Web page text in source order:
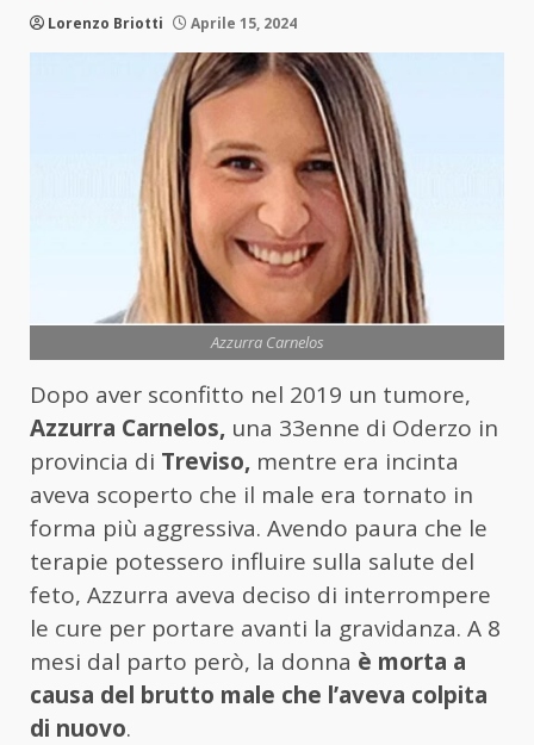
Lorenzo Briotti Aprile 15, 2024
Azzurra Carnelos
Dopo aver sconfitto nel 2019 un tumore,
Azzurra Carnelos, una 33enne di Oderzo in
provincia di Treviso, mentre era incinta
aveva scoperto che il male era tornato in
forma più aggressiva. Avendo paura che le
terapie potessero influire sulla salute del
feto, Azzurra aveva deciso di interrompere
le cure per portare avanti la gravidanza. A 8
mesi dal parto però, la donna è morta a
causa del brutto male che l’aveva colpita
di nuovo.